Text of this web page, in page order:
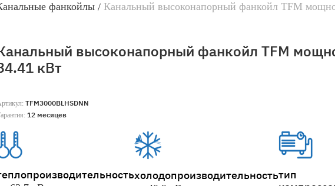
фанкойлы Канальный высоконапорный фанкойл TFM
высоконапорный фанкойл TFM
кВт
TFM3000BLHSDNN
12 месяцев
холодопроизводительностьтип